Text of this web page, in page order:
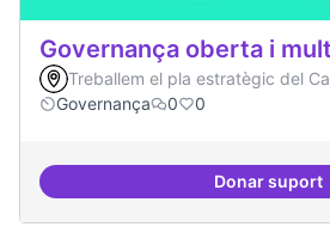
Governança oberta i
Treballem el pla estratègic del
Governança
0 0
Donar suport